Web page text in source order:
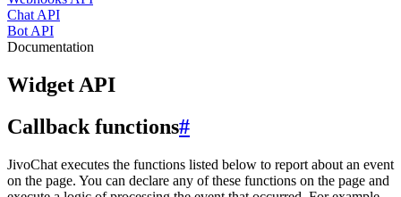
Chat API
Bot API
Documentation
Widget API
Callback functions#
JivoChat executes the functions listed below to report about an event
on the page. You can declare any of these functions on the page and